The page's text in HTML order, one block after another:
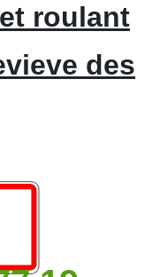
roulant
des